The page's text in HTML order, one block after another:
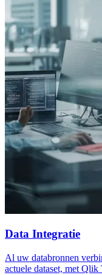
Data Integratie
Al uw databronnen
actuele dataset, met